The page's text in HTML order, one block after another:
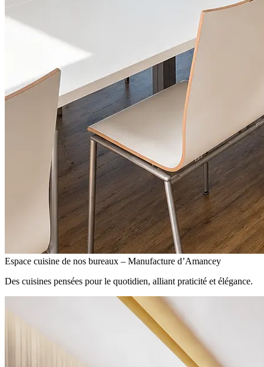
Espace cuisine de nos bureaux – Manufacture d’Amancey
Des cuisines pensées pour le quotidien, alliant praticité et élégance.